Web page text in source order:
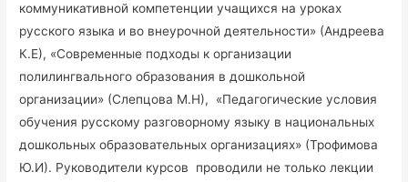
коммуникативной компетенции учащихся на уроках
русского языка и во внеурочной деятельности» (Андреева
К.Е), «Современные подходы к организации
полилингвального образования в дошкольной
организации» (Слепцова М.Н), «Педагогические условия
обучения русскому разговорному языку в национальных
дошкольных образовательных организациях» (Трофимова
Ю.И). Руководители курсов проводили не только лекции